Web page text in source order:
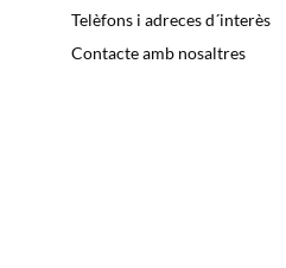
Telèfons i adreces d´interès
Contacte amb nosaltres